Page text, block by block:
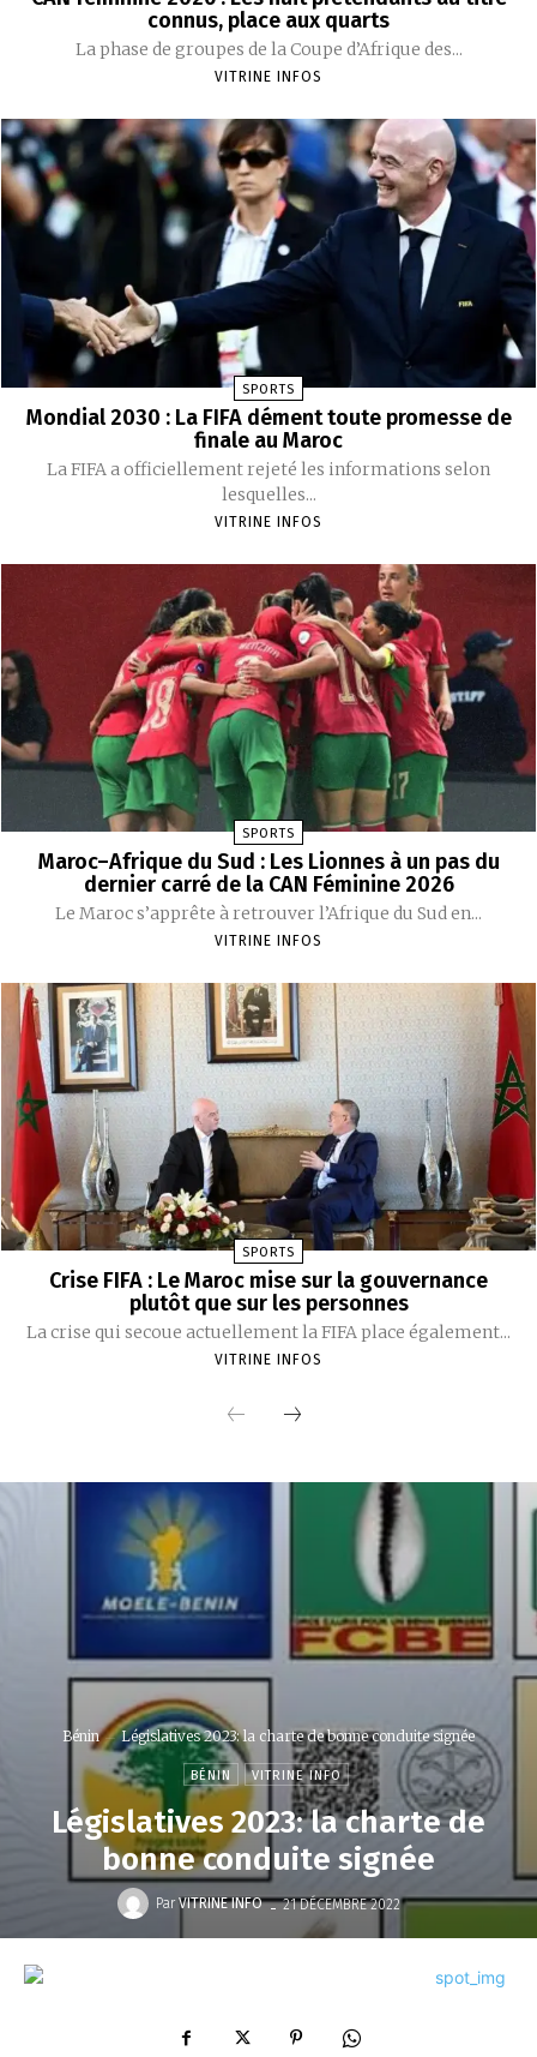
connus, place aux quarts
La phase de groupes de la Coupe d’Afrique des...
VITRINE INFOS
SPORTS
Mondial 2030 : La FIFA dément toute promesse de
finale au Maroc
La FIFA a officiellement rejeté les informations selon
lesquelles...
VITRINE INFOS
SPORTS
Maroc–Afrique du Sud : Les Lionnes à un pas du
dernier carré de la CAN Féminine 2026
Le Maroc s’apprête à retrouver l’Afrique du Sud en...
VITRINE INFOS
SPORTS
Crise FIFA : Le Maroc mise sur la gouvernance
plutôt que sur les personnes
La crise qui secoue actuellement la FIFA place également...
VITRINE INFOS